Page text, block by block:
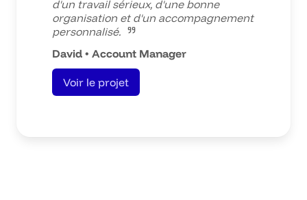
d'un travail sérieux, d'une bonne
organisation et d'un accompagnement
personnalisé.
David • Account Manager
Voir le projet